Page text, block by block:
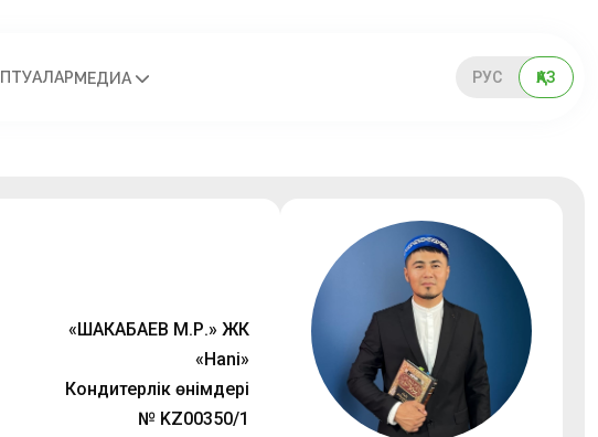
ПӘТУАЛАРМЕДИА РУС ҚАЗ
«ШАКАБАЕВ М.Р.» ЖК
«Hani»
Кондитерлік өнімдері
№ KZ00350/1